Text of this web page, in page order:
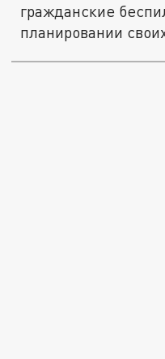
гражданские
планировании